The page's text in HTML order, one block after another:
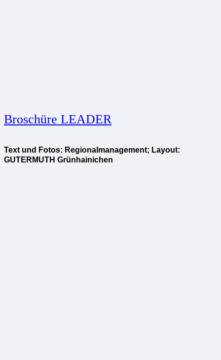
Broschüre LEADER
Text und Fotos: Regionalmanagement; Layout:
GUTERMUTH Grünhainichen